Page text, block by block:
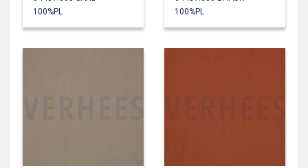
100%PL
100%PL